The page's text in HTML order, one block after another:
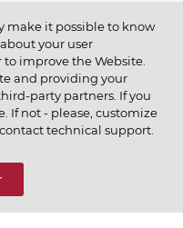
make it possible to know
your user
to improve the Website.
and providing your
party partners. If you
If not - please, customize
technical support.